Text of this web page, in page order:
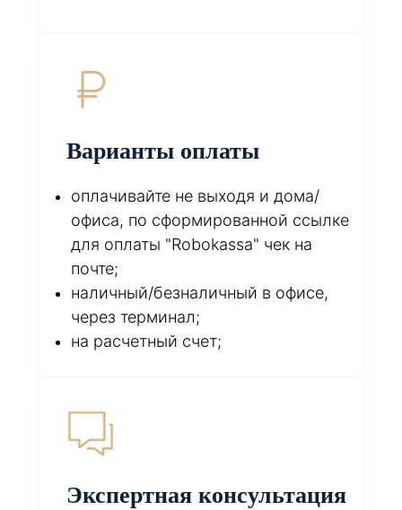
Варианты оплаты
оплачивайте не выходя и дома/
офиса, по сформированной ссылке
для оплаты "Robokassa" чек на
почте;
наличный/безналичный в офисе,
через терминал;
на расчетный счет;
Экспертная консультация